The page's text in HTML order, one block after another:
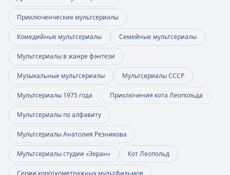
Приключенческие мультсериалы
Комедийные мультсериалы Семейные мультсериалы
Мультсериалы в жанре фэнтези
Музыкальные мультсериалы Мультсериалы СССР
Мультсериалы 1975 года Приключения кота Леопольда
Мультсериалы по алфавиту
Мультсериалы Анатолия Резникова
Мультсериалы студии «Экран» Кот Леопольд
Серии короткометражных мультфильмов